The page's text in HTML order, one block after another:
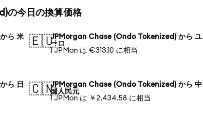
の今日の換算価格
ら 米
🇪🇺JPMorgan Chase (Ondo Tokenized) から ユ
ーロ
1 JPMon は €313.10 に相当
ら 日
🇨🇳JPMorgan Chase (Ondo Tokenized) から 中
国人民元
1 JPMon は ￥2,434.58 に相当